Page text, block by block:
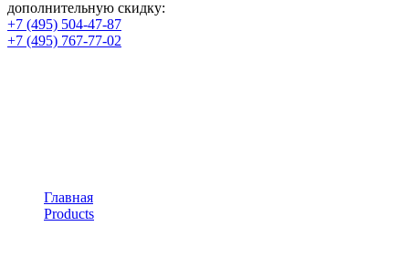
дополнительную скидку:
+7 (495) 504-47-87
+7 (495) 767-77-02
Главная
Products